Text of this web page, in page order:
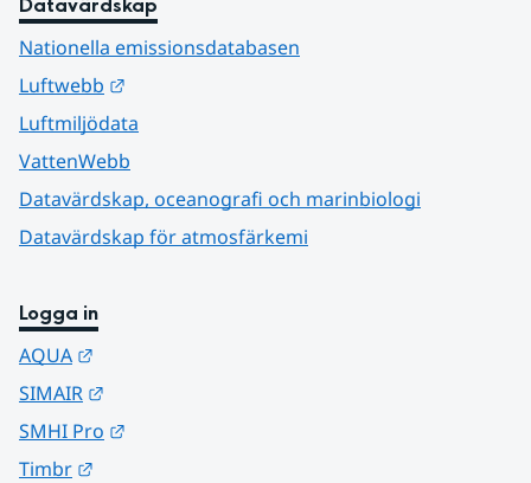
Datavärdskap
Nationella emissionsdatabasen
Luftwebb
Luftmiljödata
VattenWebb
Datavärdskap, oceanografi och marinbiologi
Datavärdskap för atmosfärkemi
Logga in
AQUA
SIMAIR
SMHI Pro
Timbr